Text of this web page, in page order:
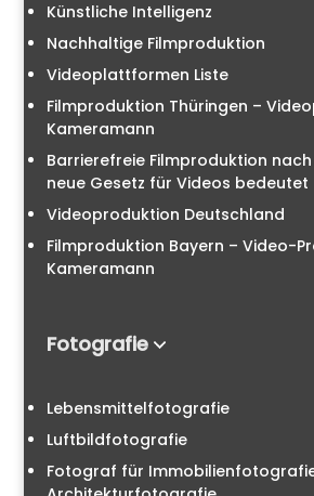
Künstliche Intelligenz
Nachhaltige Filmproduktion
Videoplattformen Liste
Filmproduktion Thüringen –
Kameramann
Barrierefreie Filmproduktion nach
neue Gesetz für Videos bedeutet
Videoproduktion Deutschland
Filmproduktion Bayern – Video-
Kameramann
Fotografie
Lebensmittelfotografie
Luftbildfotografie
Fotograf für